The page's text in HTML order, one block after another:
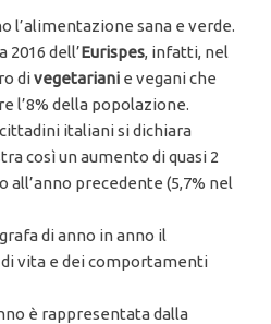
l’alimentazione sana e verde.
2016 dell’Eurispes, infatti, nel
divegetariani e vegani che
l’8% della popolazione.
italiani si dichiara
così un aumento di quasi 2
precedente (5,7% nel
di anno in anno il
vita e dei comportamenti
è rappresentata dalla